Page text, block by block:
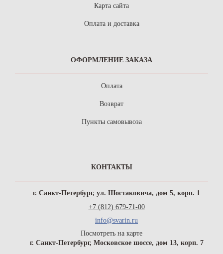
Карта сайта
Оплата и доставка
ОФОРМЛЕНИЕ ЗАКАЗА
Оплата
Возврат
Пункты самовывоза
КОНТАКТЫ
г. Санкт-Петербург, ул. Шостаковича, дом 5, корп. 1
+7 (812) 679-71-00
info@svarin.ru
Посмотреть на карте
г. Санкт-Петербург, Московское шоссе, дом 13, корп. 7